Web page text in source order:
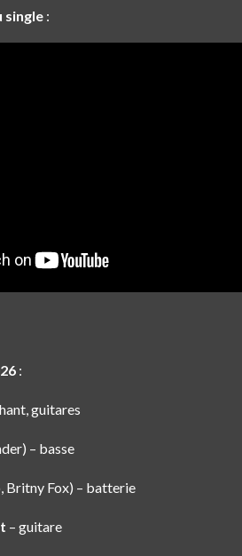
single :
:
guitares
– basse
Britny Fox) – batterie
– guitare